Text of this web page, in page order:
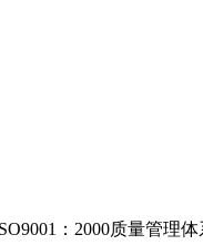
：2000质量管理